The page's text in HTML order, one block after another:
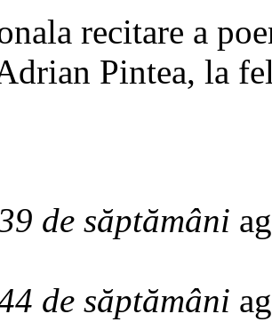
recitare a
Pintea, la
de săptămâni
de săptămâni